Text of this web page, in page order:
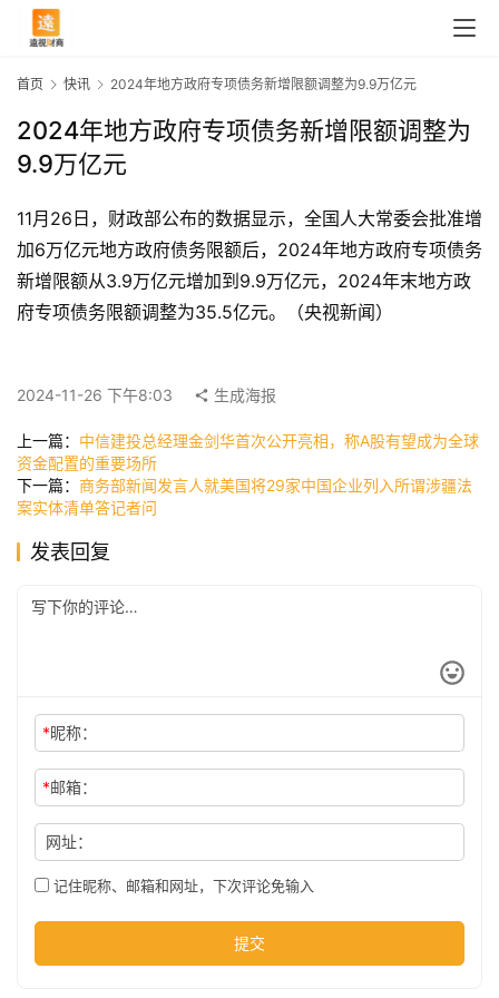
快
讯
司
尚
科
技
首页 快讯 2024年地方政府专项债务新增限额调整为9.9万亿元
2024年地方政府专项债务新增限额调整为
9.9万亿元
11月26日，财政部公布的数据显示，全国人大常委会批准增
加6万亿元地方政府债务限额后，2024年地方政府专项债务
新增限额从3.9万亿元增加到9.9万亿元，2024年末地方政
府专项债务限额调整为35.5亿元。（央视新闻）
2024-11-26 下午8:03 生成海报
上一篇： 中信建投总经理金剑华首次公开亮相，称A股有望成为全球
资金配置的重要场所
下一篇： 商务部新闻发言人就美国将29家中国企业列入所谓涉疆法
案实体清单答记者问
发表回复
*昵称：
*邮箱：
网址：
记住昵称、邮箱和网址，下次评论免输入
提交